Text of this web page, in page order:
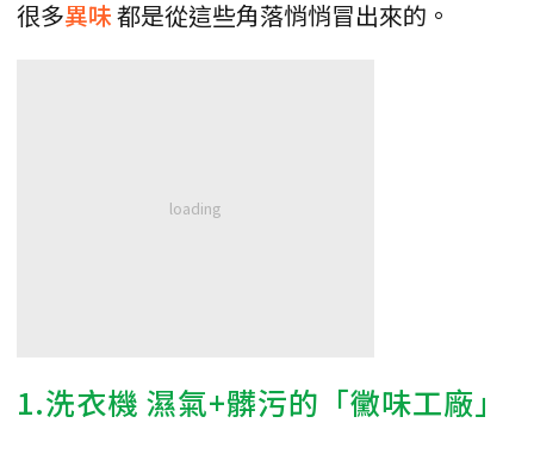
很多異味都是從這些角落悄悄冒出來的。
1.洗衣機 濕氣+髒污的「黴味工廠」